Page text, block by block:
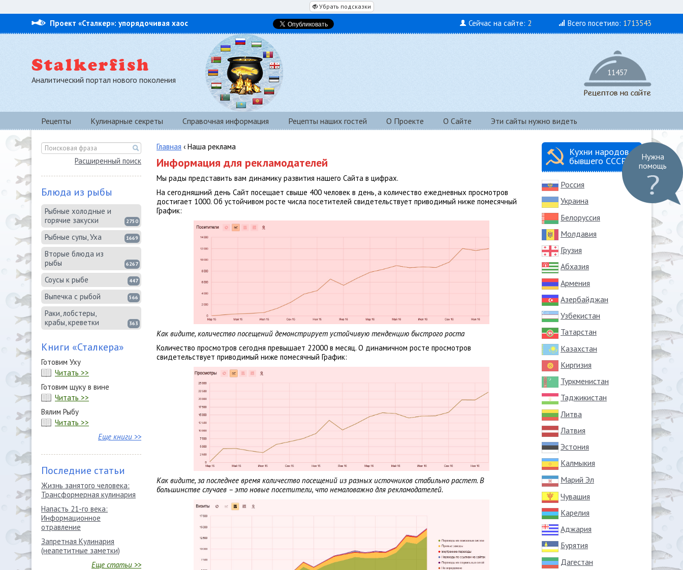
Убрать подсказки
Проект «Сталкер»: упорядочивая хаос Сейчас на сайте: 2 Всего посетило: 1713543
Аналитический портал нового поколения
11457
Рецепты Кулинарные секреты Справочная информация Рецепты наших гостей О Проекте О Сайте Эти сайты нужно видеть
Расширенный поиск
Блюда из рыбы
Рыбные холодные и
горячие закуски
2750
Рыбные супы, Уха 1669
Вторые блюда из
рыбы
6267
Соусы к рыбе 447
Выпечка с рыбой 566
Раки, лобстеры,
крабы, креветки
363
Книги «Сталкера»
Готовим Уху
Читать >>
Готовим щуку в вине
Читать >>
Вялим Рыбу
Читать >>
Еще книги >>
Последние статьи
Жизнь занятого человека:
Трансформерная кулинария
Напасть 21-го века:
Информационное
отравление
Запретная Кулинария
(неапетитные заметки)
Еще статьи >>
Главная ‹ Наша реклама
Информация для рекламодателей
Мы рады представить вам динамику развития нашего Сайта в цифрах.
На сегодняшний день Сайт посещает свыше 400 человек в день, а количество ежедневных просмотров
достигает 1000. Об устойчивом росте числа посетителей свидетельствует приводимый ниже помесячный
График:
Как видите, количество посещений демонстрирует устойчивую тенденцию быстрого роста
Количество просмотров сегодня превышает 22000 в месяц. О динамичном росте просмотров
свидетельствует приводимый ниже помесячный График:
Как видите, за последнее время количество посещений из разных источников стабильно растет. В
большинстве случаев – это новые посетители, что немаловажно для рекламодателей.
Кухни народов
бывшего СССР
Россия
Украина
Белоруссия
Молдавия
Грузия
Абхазия
Армения
Азербайджан
Узбекистан
Татарстан
Казахстан
Киргизия
Туркменистан
Таджикистан
Литва
Латвия
Эстония
Калмыкия
Марий Эл
Чувашия
Карелия
Аджария
Бурятия
Дагестан
Нужна
помощь